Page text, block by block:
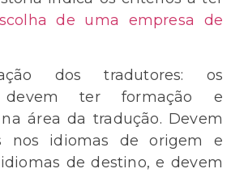
de uma empresa de
dos tradutores: os
devem ter formação e
área da tradução. Devem
nos idiomas de origem e
de destino, e devem